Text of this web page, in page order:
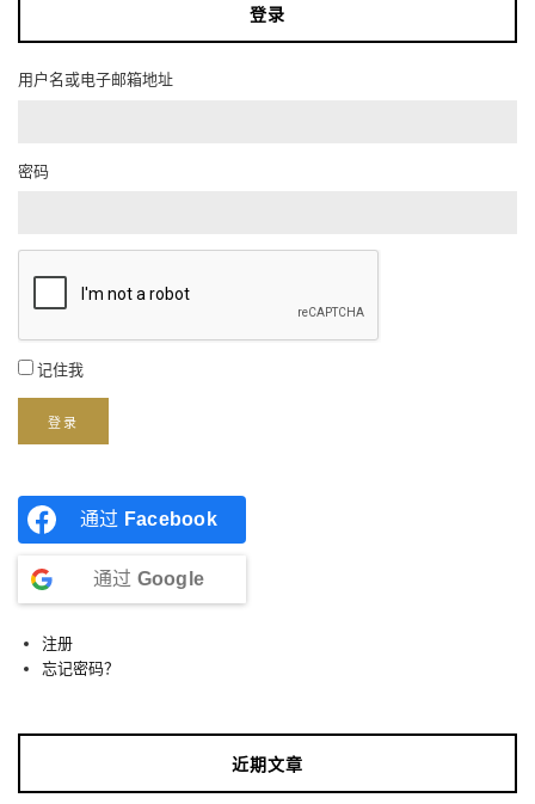
登录
用户名或电子邮箱地址
密码
记住我
登录
通过 Facebook
通过 Google
注册
忘记密码？
近期文章